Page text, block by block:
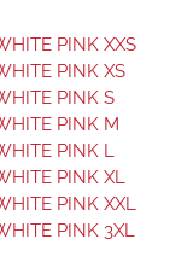
PINK XXS
PINK XS
PINK S
PINK M
PINK L
PINK XL
PINK XXL
PINK 3XL